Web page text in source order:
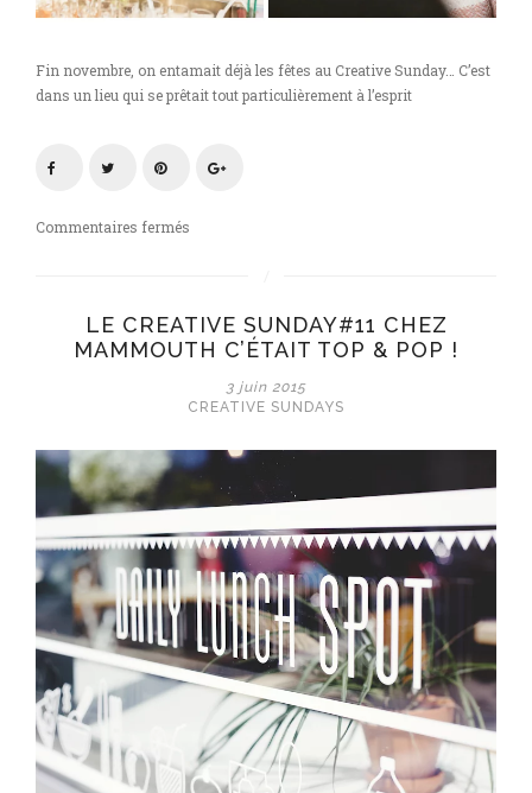
Fin novembre, on entamait déjà les fêtes au Creative Sunday… C’est
dans un lieu qui se prêtait tout particulièrement à l’esprit
Commentaires fermés
chez
The
Farm
Let
is
snow
LE CREATIVE SUNDAY#11 CHEZ
MAMMOUTH C’ÉTAIT TOP & POP !
3 juin 2015
CREATIVE SUNDAYS